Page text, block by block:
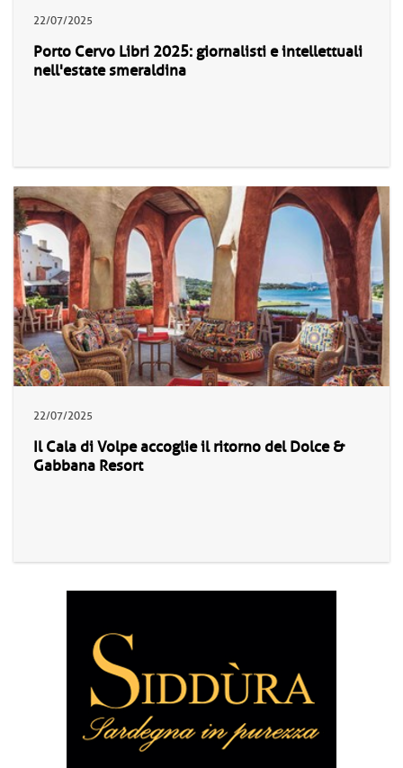
22/07/2025
Porto Cervo Libri 2025: giornalisti e intellettuali
nell'estate smeraldina
22/07/2025
Il Cala di Volpe accoglie il ritorno del Dolce &
Gabbana Resort